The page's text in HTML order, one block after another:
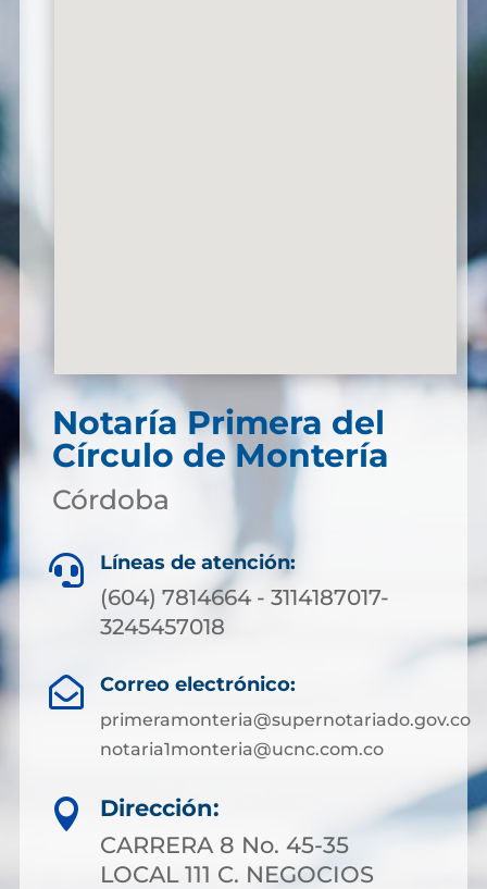
Notaría Primera del
Círculo de Montería
Córdoba
 Líneas de atención:
(604) 7814664 - 3114187017-
3245457018
 Correo electrónico:
primeramonteria@supernotariado.gov.co
notaria1monteria@ucnc.com.co

Dirección:
CARRERA 8 No. 45-35
LOCAL 111 C. NEGOCIOS